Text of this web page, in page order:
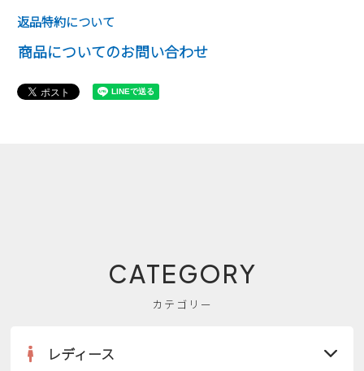
返品特約について
商品についてのお問い合わせ
CATEGORY
カテゴリー
レディース